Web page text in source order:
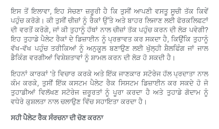
ਇਸ ਤੋਂ ਇਲਾਵਾ, ਇਹ ਸੋਚਣਾ ਜ਼ਰੂਰੀ ਹੈ ਕਿ ਤੁਸੀਂ ਆਪਣੀ ਵਸਤੂ ਸੂਚੀ ਤੱਕ ਕਿਵੇਂ
ਪਹੁੰਚ ਕਰੋਗੇ। ਕੀ ਤੁਸੀਂ ਚੀਜ਼ਾਂ ਨੂੰ ਰੈਕਾਂ ਉੱਤੇ ਅਤੇ ਬਾਹਰ ਲਿਜਾਣ ਲਈ ਫੋਰਕਲਿਫਟਾਂ
ਦੀ ਵਰਤੋਂ ਕਰੋਗੇ, ਜਾਂ ਕੀ ਤੁਹਾਨੂੰ ਹੱਥਾਂ ਨਾਲ ਚੀਜ਼ਾਂ ਤੱਕ ਪਹੁੰਚ ਕਰਨ ਦੀ ਲੋੜ ਪਵੇਗੀ?
ਇਹ ਤੁਹਾਡੇ ਪੈਲੇਟ ਰੈਕਾਂ ਦੇ ਡਿਜ਼ਾਈਨ ਨੂੰ ਪ੍ਰਭਾਵਤ ਕਰ ਸਕਦਾ ਹੈ, ਕਿਉਂਕਿ ਤੁਹਾਨੂੰ
ਵੱਖ-ਵੱਖ ਪਹੁੰਚ ਤਰੀਕਿਆਂ ਨੂੰ ਅਨੁਕੂਲ ਬਣਾਉਣ ਲਈ ਖੁੱਲ੍ਹੀ ਸ਼ੈਲਫਿੰਗ ਜਾਂ ਜਾਲ
ਡੈਕਿੰਗ ਵਰਗੀਆਂ ਵਿਸ਼ੇਸ਼ਤਾਵਾਂ ਨੂੰ ਸ਼ਾਮਲ ਕਰਨ ਦੀ ਲੋੜ ਹੋ ਸਕਦੀ ਹੈ।
ਇਹਨਾਂ ਕਾਰਕਾਂ 'ਤੇ ਵਿਚਾਰ ਕਰਕੇ ਅਤੇ ਇੱਕ ਜਾਣਕਾਰ ਸਟੋਰੇਜ ਹੱਲ ਪ੍ਰਦਾਤਾ ਨਾਲ
ਕੰਮ ਕਰਕੇ, ਤੁਸੀਂ ਇੱਕ ਕਸਟਮ ਪੈਲੇਟ ਰੈਕ ਸਿਸਟਮ ਡਿਜ਼ਾਈਨ ਕਰ ਸਕਦੇ ਹੋ ਜੋ
ਤੁਹਾਡੀਆਂ ਵਿਲੱਖਣ ਸਟੋਰੇਜ ਜ਼ਰੂਰਤਾਂ ਨੂੰ ਪੂਰਾ ਕਰਦਾ ਹੈ ਅਤੇ ਤੁਹਾਡੇ ਗੋਦਾਮ ਨੂੰ
ਵਧੇਰੇ ਕੁਸ਼ਲਤਾ ਨਾਲ ਚਲਾਉਣ ਵਿੱਚ ਸਹਾਇਤਾ ਕਰਦਾ ਹੈ।
ਸਹੀ ਪੈਲੇਟ ਰੈਕ ਸੰਰਚਨਾ ਦੀ ਚੋਣ ਕਰਨਾ